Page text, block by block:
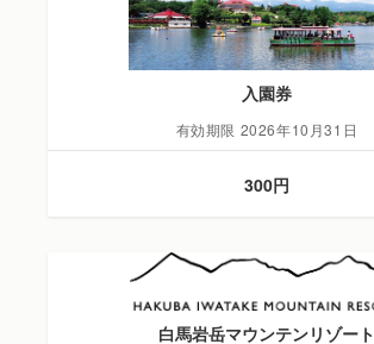
入園券
有効期限 2026年10月31日
300円
白馬岩岳マウンテンリゾート